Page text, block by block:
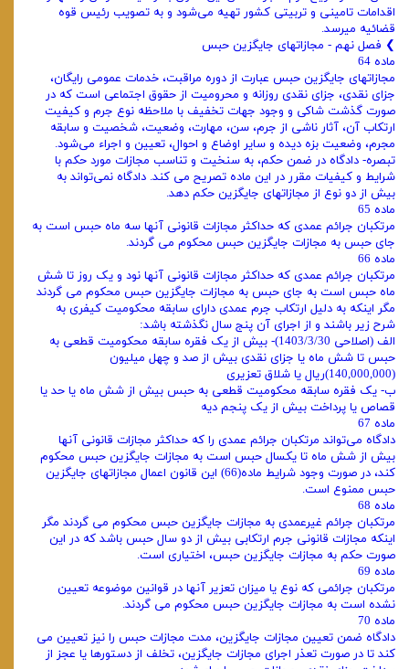
اقدامات تامینی و تربیتی کشور تهیه می‌شود و به تصویب رئیس قوه
قضائیه میرسد.
❯ فصل نهم - مجازاتهای جایگزین حبس
ماده 64
مجازاتهای جایگزین حبس عبارت از دوره مراقبت، خدمات عمومی رایگان،
جزای نقدی، جزای نقدی روزانه و محرومیت از حقوق اجتماعی است که در
صورت گذشت شاکی و وجود جهات تخفیف با ملاحظه نوع جرم و کیفیت
ارتکاب آن، آثار ناشی از جرم، سن، مهارت، وضعیت، شخصیت و سابقه
مجرم، وضعیت بزه دیده و سایر اوضاع و احوال، تعیین و اجراء می‌شود.
تبصره- دادگاه در ضمن حکم، به سنخیت و تناسب مجازات مورد حکم با
شرایط و کیفیات مقرر در این ماده تصریح می کند. دادگاه نمی‌تواند به
بیش از دو نوع از مجازاتهای جایگزین حکم دهد.
ماده 65
مرتکبان جرائم عمدی که حداکثر مجازات قانونی آنها سه ماه حبس است به
جای حبس به مجازات جایگزین حبس محکوم می گردند.
ماده 66
مرتکبان جرائم عمدی که حداکثر مجازات قانونی آنها نود و یک روز تا شش
ماه حبس است به جای حبس به مجازات جایگزین حبس محکوم می گردند
مگر اینکه به دلیل ارتکاب جرم عمدی دارای سابقه محکومیت کیفری به
شرح زیر باشند و از اجرای آن پنج سال نگذشته باشد:
الف (اصلاحی 1403/3/30)- بیش از یک فقره سابقه محکومیت قطعی به
حبس تا شش ماه یا جزای نقدی بیش از صد و چهل میلیون
(140,000,000)ریال یا شلاق تعزیری
ب- یک فقره سابقه محکومیت قطعی به حبس بیش از شش ماه یا حد یا
قصاص یا پرداخت بیش از یک پنجم دیه
ماده 67
دادگاه می‌تواند مرتکبان جرائم عمدی را که حداکثر مجازات قانونی آنها
بیش از شش ماه تا یکسال حبس است به مجازات جایگزین حبس محکوم
کند، در صورت وجود شرایط ماده(66) این قانون اعمال مجازاتهای جایگزین
حبس ممنوع است.
ماده 68
مرتکبان جرائم غیرعمدی به مجازات جایگزین حبس محکوم می گردند مگر
اینکه مجازات قانونی جرم ارتکابی بیش از دو سال حبس باشد که در این
صورت حکم به مجازات جایگزین حبس، اختیاری است.
ماده 69
مرتکبان جرائمی که نوع یا میزان تعزیر آنها در قوانین موضوعه تعیین
نشده است به مجازات جایگزین حبس محکوم می گردند.
ماده 70
دادگاه ضمن تعیین مجازات جایگزین، مدت مجازات حبس را نیز تعیین می
کند تا در صورت تعذر اجرای مجازات جایگزین، تخلف از دستورها یا عجز از